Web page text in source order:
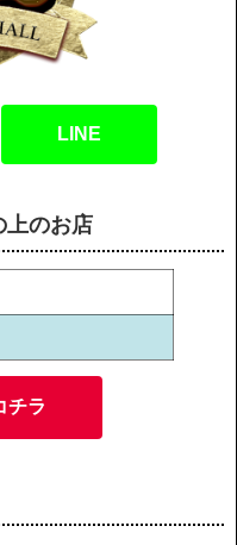
LINE
上のお店
チラ